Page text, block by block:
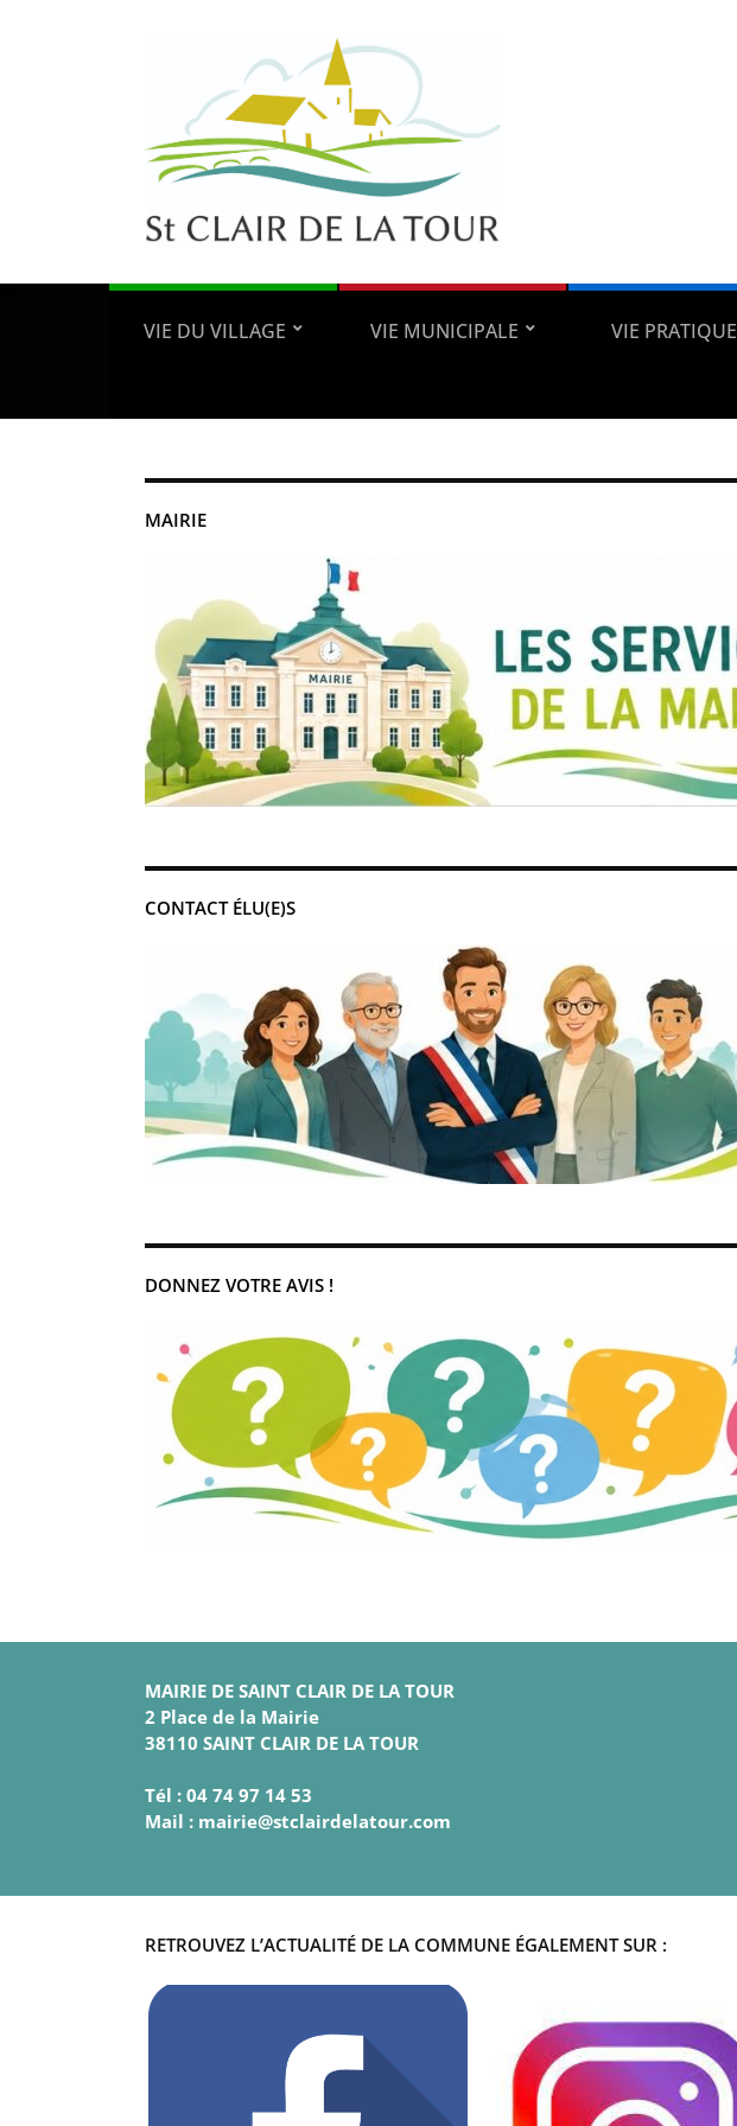
VIE DU VILLAGE VIE MUNICIPALE VIE PRATIQUE
MAIRIE
CONTACT ÉLU(E)S
DONNEZ VOTRE AVIS !
MAIRIE DE SAINT CLAIR DE LA TOUR
2 Place de la Mairie
38110 SAINT CLAIR DE LA TOUR
Tél : 04 74 97 14 53
Mail : mairie@stclairdelatour.com
RETROUVEZ L’ACTUALITÉ DE LA COMMUNE ÉGALEMENT SUR :